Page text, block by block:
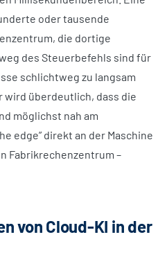
oder tausende
die dortige
des Steuerbefehls sind für
schlichtweg zu langsam
wird überdeutlich, dass die
möglichst nah am
edge” direkt an der Maschine
Fabrikrechenzentrum –
von Cloud-KI in der